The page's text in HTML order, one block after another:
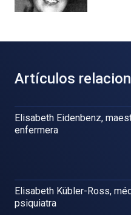
Artículos
Elisabeth Eidenbenz,
enfermera
Elisabeth Kübler-Ross,
psiquiatra